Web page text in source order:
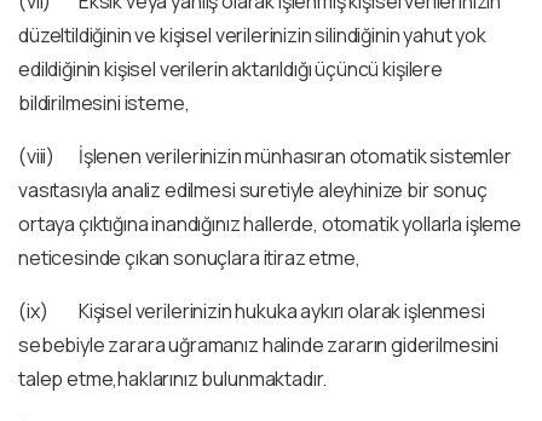
düzeltildiğinin ve kişisel verilerinizin silindiğinin yahut yok
edildiğinin kişisel verilerin aktarıldığı üçüncü kişilere
bildirilmesini isteme,
(viii) İşlenen verilerinizin münhasıran otomatik sistemler
vasıtasıyla analiz edilmesi suretiyle aleyhinize bir sonuç
ortaya çıktığına inandığınız hallerde, otomatik yollarla işleme
neticesinde çıkan sonuçlara itiraz etme,
(ix) Kişisel verilerinizin hukuka aykırı olarak işlenmesi
sebebiyle zarara uğramanız halinde zararın giderilmesini
talep etme,haklarınız bulunmaktadır.